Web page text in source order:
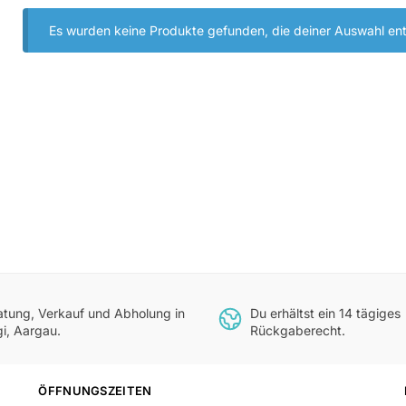
Es wurden keine Produkte gefunden, die deiner Auswahl
Verkauf und Abholung in
Aargau.
Du erhältst ein 14 tägiges
Rückgaberecht.
ÖFFNUNGSZEITEN